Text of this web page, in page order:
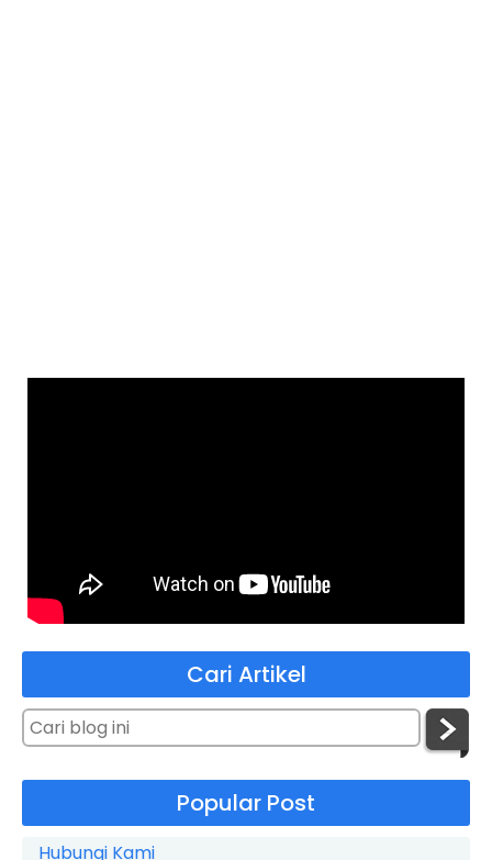
Cari Artikel
Popular Post
Hubungi Kami